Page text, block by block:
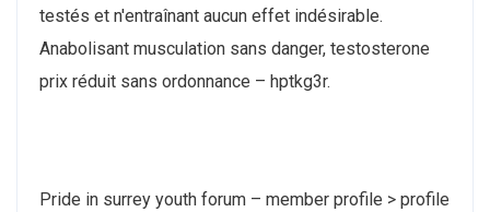
testés et n'entraînant aucun effet indésirable.
Anabolisant musculation sans danger, testosterone
prix réduit sans ordonnance – hptkg3r.
Pride in surrey youth forum – member profile > profile